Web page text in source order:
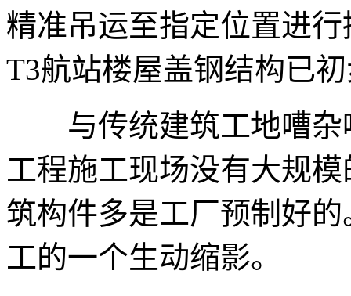
精准吊运至指定位置进
T3航站楼屋盖钢结构已
与传统建筑工地嘈杂
工程施工现场没有大规
筑构件多是工厂预制好
工的一个生动缩影。